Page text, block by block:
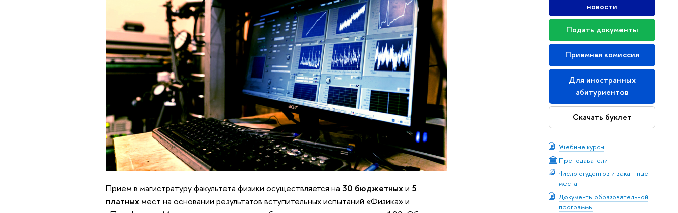
новости
Подать документы
Приемная комиссия
Для иностранных
абитуриентов
Скачать буклет
Учебные курсы
Преподаватели
Число студентов и вакантные
места
Документы образовательной
программы
Прием в магистратуру факультета физики осуществляется на 30 бюджетныхи 5
платныхмест на основании результатов вступительных испытаний «Физика» и